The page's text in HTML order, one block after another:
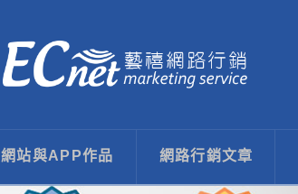
網站與APP作品 網路行銷文章